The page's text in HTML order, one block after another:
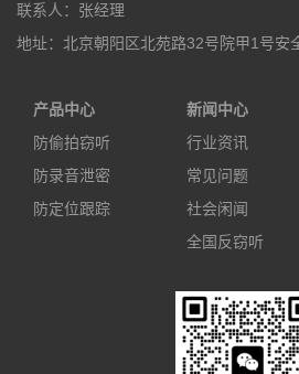
联系人：张经理
地址：北京朝阳区北苑路32号院甲1号安
产品中心
防偷拍窃听
防录音泄密
防定位跟踪
新闻中心
行业资讯
常见问题
社会闲闻
全国反窃听